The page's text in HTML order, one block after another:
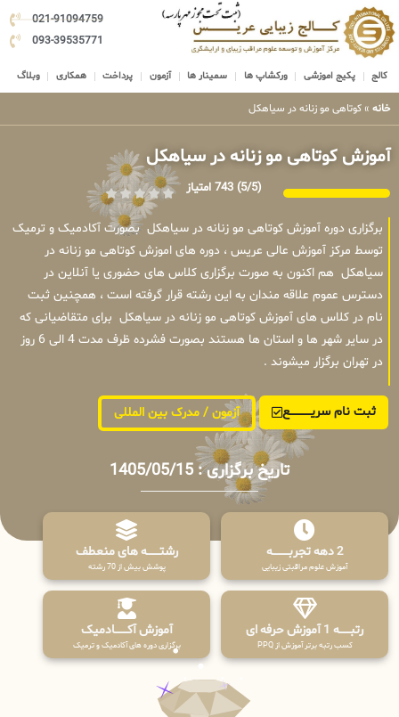
021-91094759
093-39535771
کالج پکیج اموزشی ورکشاپ ها سمینار ها آزمون پرداخت همکاری وبلاگ
خانه » کوتاهی مو زنانه در سیاهکل
آموزش کوتاهی مو زنانه در سیاهکل
(5/5) 743 امتیاز
برگزاری دوره آموزش کوتاهی مو زنانه در سیاهکل بصورت آکادمیک و ترمیک
توسط مرکز آموزش عالی عریس ، دوره های اموزش کوتاهی مو زنانه در
سیاهکل هم اکنون به صورت برگزاری کلاس های حضوری یا آنلاین در
دسترس عموم علاقه مندان به این رشته قرار گرفته است ، همچنین ثبت
نام در کلاس های آموزش کوتاهی مو زنانه در سیاهکل برای متقاضیانی که
در سایر شهر ها و استان ها هستند بصورت فشرده ظرف مدت 4 الی 6 روز
در تهران برگزار میشوند .
ثبت نام سریــــــــــــع آزمون / مدرک بین المللی
تاریخ برگزاری : 1405/05/15
2 دهه تجربـــــــــه
آموزش علوم مراقبتی زیبایی
رشتـــــــه های منعطف
پوشش بیش از 70 رشته
رتبــــــه 1 آموزش حرفه ای
کسب رتبه برتر آموزش از PPQ
آموزش آکـــــــادمیک
برگزاری دوره های آکادمیک و ترمیک